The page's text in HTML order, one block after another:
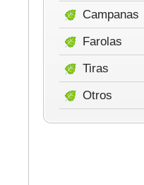
Campanas
Farolas
Tiras
Otros